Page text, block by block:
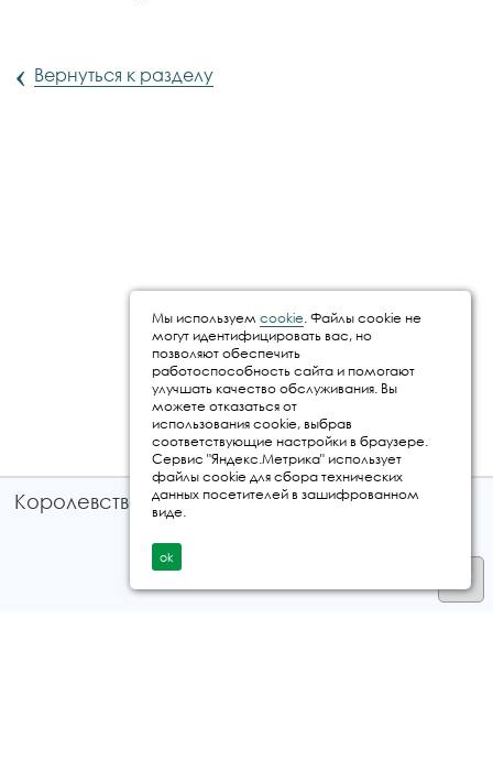
‹ Вернуться к разделу
Королевство путешествий © 2026
Мы используем cookie. Файлы cookie не
могут идентифицировать вас, но
позволяют обеспечить
работоспособность сайта и помогают
улучшать качество обслуживания. Вы
можете отказаться от
использования cookie, выбрав
соответствующие настройки в браузере.
Сервис "Яндекс.Метрика" использует
файлы cookie для сбора технических
данных посетителей в зашифрованном
виде.
ok